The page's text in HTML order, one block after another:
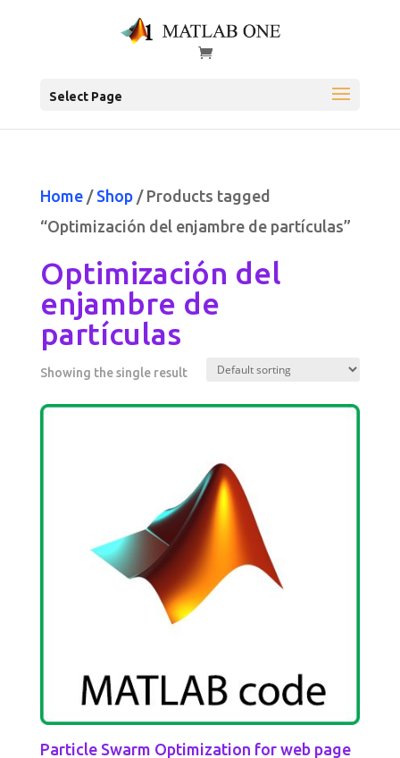
Select Page
Home/ Shop/ Products tagged
“Optimización del enjambre de partículas”
Optimización del
enjambre de
partículas
Showing the single result
Particle Swarm Optimization for web page